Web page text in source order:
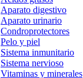
Aparato digestivo
Aparato urinario
Condroprotectores
Pelo y piel
Sistema inmunitario
Sistema nervioso
Vitaminas y minerales